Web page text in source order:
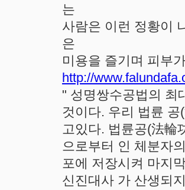
는
사람은 이런 정황이
은
미용을 즐기며 피부
http://
" 성명쌍수공법의 최
것이다. 우리 법륜
고있다. 법륜공(法輪
으로부터 인 체분자
포에 저장시켜 마지
신진대사 가 산생되